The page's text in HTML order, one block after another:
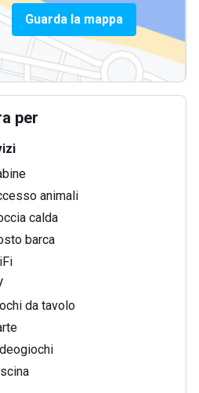
Guarda la mappa
per
animali
calda
barca
da tavolo